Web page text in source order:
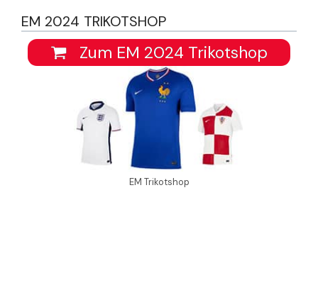
EM 2024 TRIKOTSHOP
Zum EM 2024 Trikotshop
EM Trikotshop